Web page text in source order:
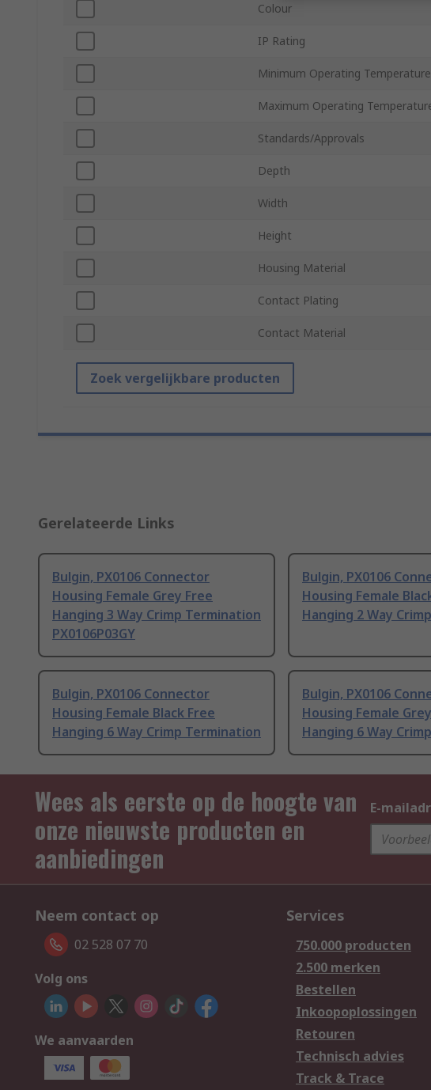
Colour
IP Rating
Minimum Operating Temperature
Maximum Operating
Standards/Approvals
Depth
Width
Height
Housing Material
Contact Plating
Contact Material
Zoek vergelijkbare producten
Gerelateerde Links
Bulgin, PX0106 Connector
Housing Female Grey Free
Hanging 3 Way Crimp Termination
PX0106P03GY
Bulgin, PX0106
Housing Female
Hanging 2 Way
Bulgin, PX0106 Connector
Housing Female Black Free
Hanging 6 Way Crimp Termination
Bulgin, PX0106
Housing Female
Hanging 6 Way
Wees als eerste op de hoogte van
onze nieuwste producten en
aanbiedingen
E-
Neem contact op
02 528 07 70
Volg ons
We aanvaarden
Services
750.000 producten
2.500 merken
Bestellen
Inkoopoplossingen
Retouren
Technisch advies
Track & Trace